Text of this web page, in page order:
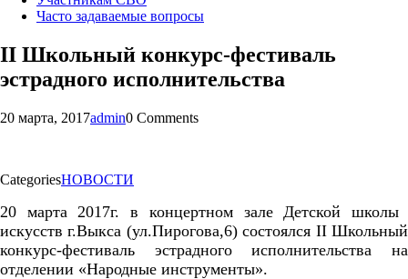
Часто задаваемые вопросы
II Школьный конкурс-фестиваль
эстрадного исполнительства
20 марта, 2017admin0 Comments
CategoriesНОВОСТИ
20 марта 2017г. в концертном зале Детской школы
искусств г.Выкса (ул.Пирогова,6) состоялся IIШкольный
конкурс-фестиваль эстрадного исполнительства на
отделении «Народные инструменты».